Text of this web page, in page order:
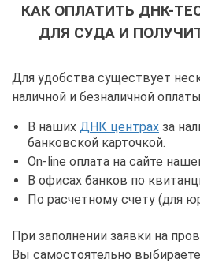
КАК ОПЛАТИТЬ ДНК-
ДЛЯ СУДА И
Для удобства существует
наличной и безналичной
В наших ДНК центрах за
банковской карточкой.
On-line оплата на сайте
В офисах банков по
По расчетному счету (для
При заполнении заявки на
Вы самостоятельно